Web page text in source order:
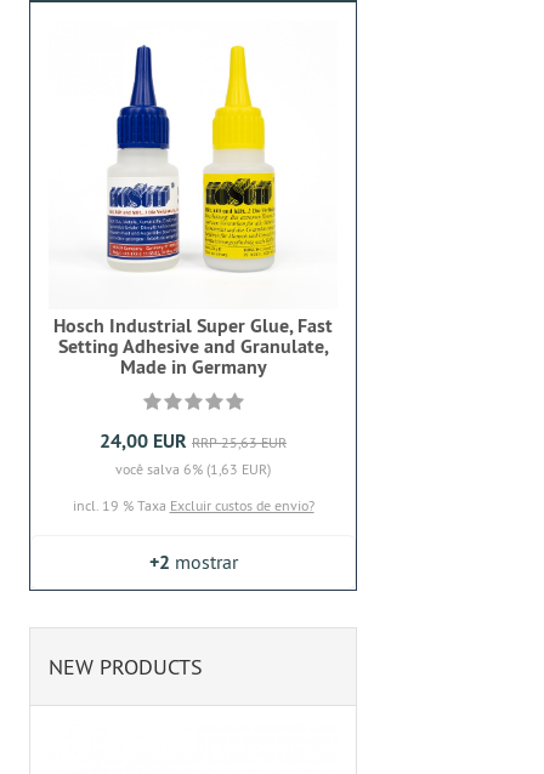
Hosch Industrial Super Glue, Fast
Setting Adhesive and Granulate,
Made in Germany
24,00 EUR RRP 25,63 EUR
você salva 6% (1,63 EUR)
incl. 19 % Taxa Excluir custos de envio?
+2 mostrar
NEW PRODUCTS